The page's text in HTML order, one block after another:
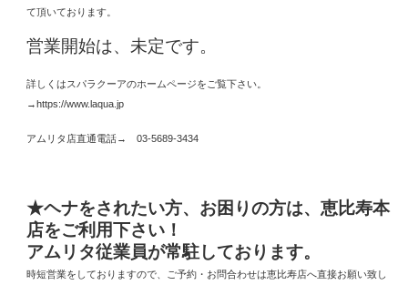
て頂いております。
営業開始は、未定です。
詳しくはスパラクーアのホームページをご覧下さい。
→https://www.laqua.jp
アムリタ店直通電話→ 03-5689-3434
★ヘナをされたい方、お困りの方は、恵比寿本
店をご利用下さい！
アムリタ従業員が常駐しております。
時短営業をしておりますので、ご予約・お問合わせは恵比寿店へ直接お願い致し